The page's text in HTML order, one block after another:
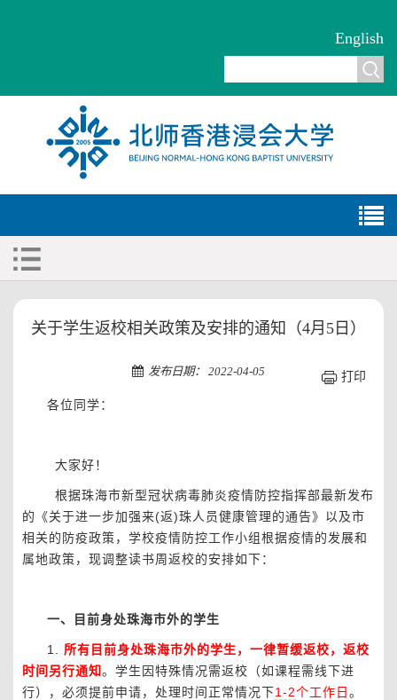
English
关于学生返校相关政策及安排的通知（4月5日）
发布日期： 2022-04-05 打印
各位同学：
大家好！
根据珠海市新型冠状病毒肺炎疫情防控指挥部最新发布
的《关于进一步加强来(返)珠人员健康管理的通告》以及市
相关的防疫政策，学校疫情防控工作小组根据疫情的发展和
属地政策，现调整读书周返校的安排如下：
一、目前身处珠海市外的学生
1. 所有目前身处珠海市外的学生，一律暂缓返校，返校
时间另行通知。学生因特殊情况需返校（如课程需线下进
行），必须提前申请，处理时间正常情况下1-2个工作日 。